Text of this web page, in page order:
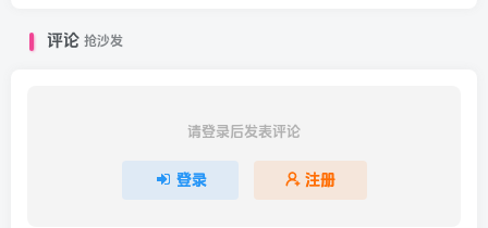
评论 抢沙发
请登录后发表评论
登录 注册